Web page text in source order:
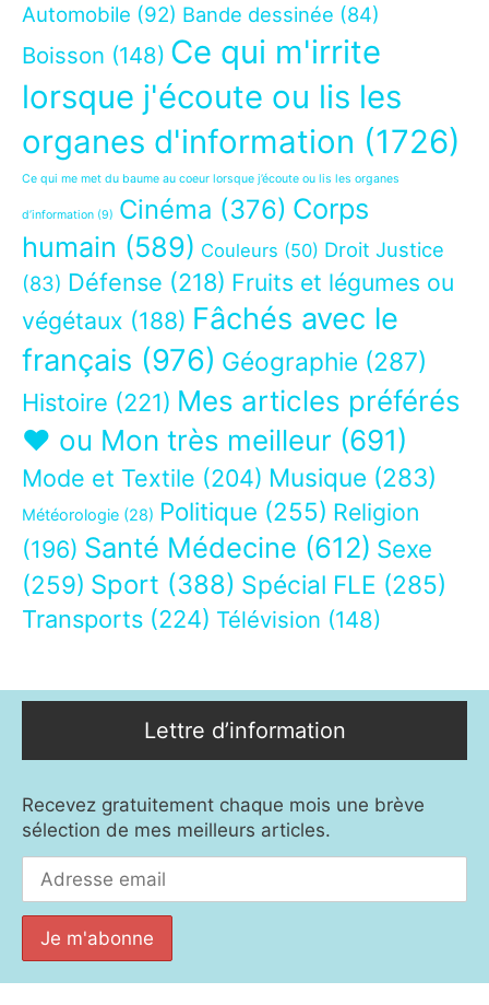
Automobile (92) Bande dessinée (84)
Boisson (148) Ce qui m'irrite
lorsque j'écoute ou lis les
organes d'information (1726)
Ce qui me met du baume au coeur lorsque j’écoute ou lis les organes
d’information (9) Cinéma (376) Corps
humain (589) Couleurs (50) Droit Justice
(83) Défense (218) Fruits et légumes ou
végétaux (188) Fâchés avec le
français (976) Géographie (287)
Histoire (221) Mes articles préférés
❤ ou Mon très meilleur (691)
Mode et Textile (204) Musique (283)
Météorologie (28) Politique (255) Religion
(196) Santé Médecine (612) Sexe
(259) Sport (388) Spécial FLE (285)
Transports (224) Télévision (148)
Lettre d’information
Recevez gratuitement chaque mois une brève
sélection de mes meilleurs articles.